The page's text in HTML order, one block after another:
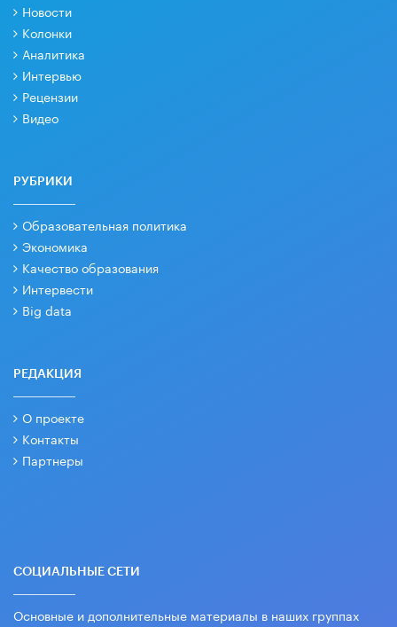
Новости
Колонки
Аналитика
Интервью
Рецензии
Видео
РУБРИКИ
Образовательная политика
Экономика
Качество образования
Интервести
Big data
РЕДАКЦИЯ
О проекте
Контакты
Партнеры
СОЦИАЛЬНЫЕ СЕТИ
Основные и дополнительные материалы в наших группах